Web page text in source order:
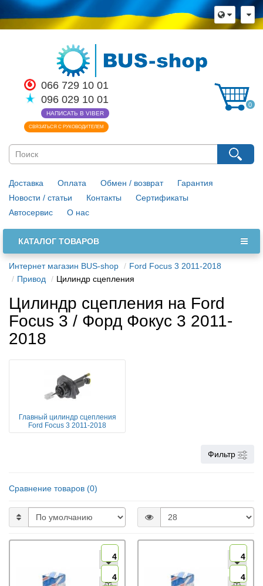
066 729 10 01
096 029 10 01
НАПИСАТЬ В VIBER
СВЯЗАТЬСЯ С РУКОВОДИТЕЛЕМ
0
Доставка Оплата Обмен / возврат
Гарантия
Новости / статьи
Контакты
Сертификаты
Автосервис
О нас
КАТАЛОГ ТОВАРОВ
Интернет магазин BUS-shop
Ford Focus 3 2011-2018
Привод
Цилиндр сцепления
×
Язык магазина
Выберите пожалуйста язык магазина
Русский
Українська
Закрыть
Цилиндр сцепления на Ford
Focus 3 / Форд Фокус 3 2011-
2018
Главный цилиндр сцепления
Ford Focus 3 2011-2018
Фильтр
Сравнение товаров (0)
4
4
4
4